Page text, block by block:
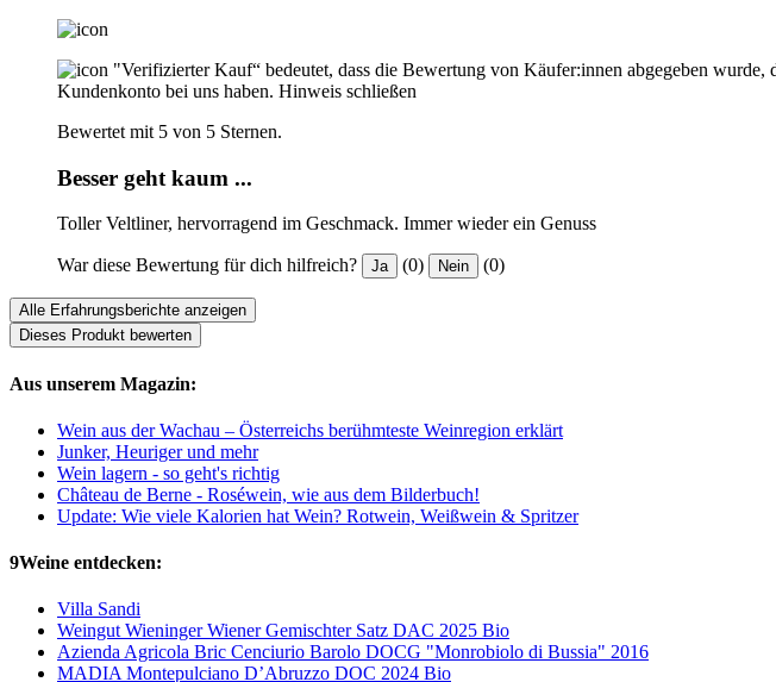
"Verifizierter Kauf“ bedeutet, dass die Bewertung von Käufer:innen abgegeben
Kundenkonto bei uns haben. Hinweis schließen
Bewertet mit 5 von 5 Sternen.
Besser geht kaum ...
Toller Veltliner, hervorragend im Geschmack. Immer wieder ein Genuss
War diese Bewertung für dich hilfreich? Ja (0) Nein (0)
Alle Erfahrungsberichte anzeigen
Dieses Produkt bewerten
Aus unserem Magazin:
Wein aus der Wachau – Österreichs berühmteste Weinregion erklärt
Junker, Heuriger und mehr
Wein lagern - so geht's richtig
Château de Berne - Roséwein, wie aus dem Bilderbuch!
Update: Wie viele Kalorien hat Wein? Rotwein, Weißwein & Spritzer
9Weine entdecken:
Villa Sandi
Weingut Wieninger Wiener Gemischter Satz DAC 2025 Bio
Azienda Agricola Bric Cenciurio Barolo DOCG "Monrobiolo di Bussia" 2016
MADIA Montepulciano D’Abruzzo DOC 2024 Bio